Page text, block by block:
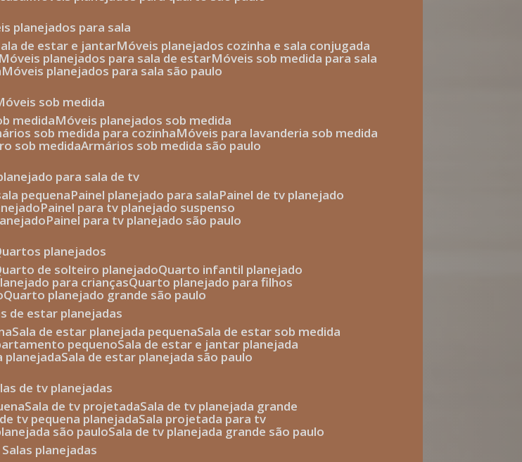
planejados para sala
de estar e jantar móveis planejados cozinha e sala conjugada
móveis planejados para sala de estar móveis sob medida para sala
móveis planejados para sala são paulo
móveis sob medida
medida móveis planejados sob medida
sob medida para cozinha móveis para lavanderia sob medida
sob medida armários sob medida são paulo
planejado para sala de tv
pequena painel planejado para sala painel de tv planejado
painel para tv planejado suspenso
painel para tv planejado são paulo
quartos planejados
quarto de solteiro planejado quarto infantil planejado
para crianças quarto planejado para filhos
quarto planejado grande são paulo
de estar planejadas
sala de estar planejada pequena sala de estar sob medida
pequeno sala de estar e jantar planejada
planejada sala de estar planejada são paulo
de tv planejadas
sala de tv projetada sala de tv planejada grande
de tv pequena planejada sala projetada para tv
são paulo sala de tv planejada grande são paulo
salas planejadas